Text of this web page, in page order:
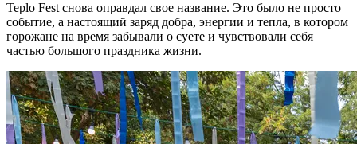
Teplo Fest снова оправдал свое название. Это было не просто
событие, а настоящий заряд добра, энергии и тепла, в котором
горожане на время забывали о суете и чувствовали себя
частью большого праздника жизни.